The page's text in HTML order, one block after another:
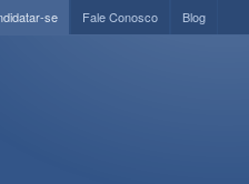
se Fale Conosco Blog